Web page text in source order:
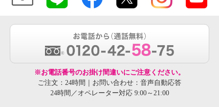
※お電話番号のお掛け間違いにご注意ください。
ご注文：24時間｜お問い合わせ：音声自動応答
24時間／オペレーター対応 9:00～21:00